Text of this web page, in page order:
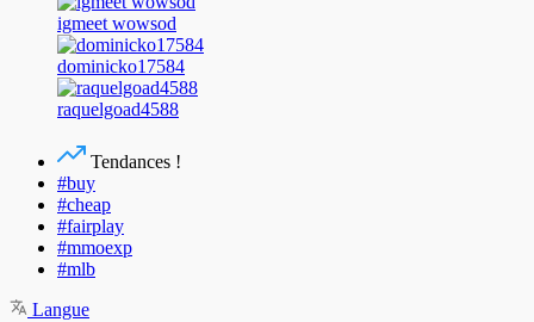
igmeet wowsod
dominicko17584
raquelgoad4588
Tendances !
#buy
#cheap
#fairplay
#mmoexp
#mlb
Langue